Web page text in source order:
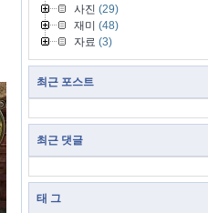
사진 (29)
재미 (48)
자료 (3)
최근 포스트
최근 댓글
태 그